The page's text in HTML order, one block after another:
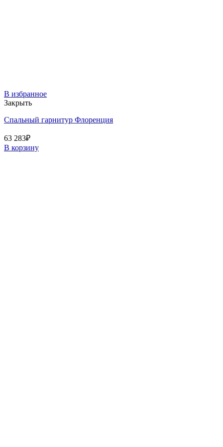
В избранное
Закрыть
Спальный гарнитур Флоренция
63 283₽
В корзину